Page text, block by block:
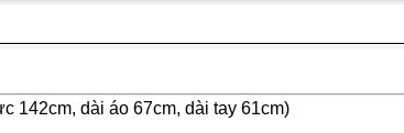
142cm, dài áo 67cm, dài tay 61cm)